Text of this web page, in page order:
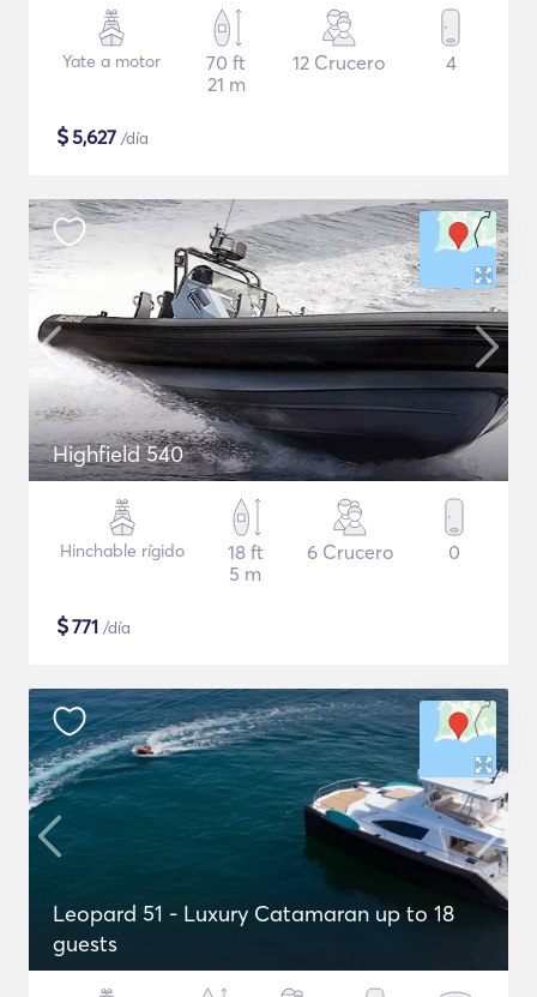
Yate a motor
70 ft
21 m
12 Crucero 4
$5,627 /día
Highfield 540
Hinchable rígido
18 ft
5 m
6 Crucero 0
$771 /día
Leopard 51 - Luxury Catamaran up to 18
guests